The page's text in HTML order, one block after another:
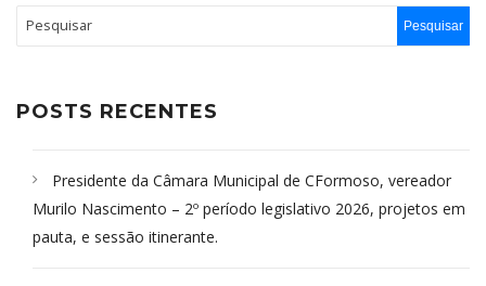
POSTS RECENTES
Presidente da Câmara Municipal de CFormoso, vereador
Murilo Nascimento – 2º período legislativo 2026, projetos em
pauta, e sessão itinerante.